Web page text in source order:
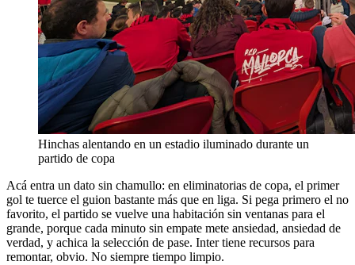
Hinchas alentando en un estadio iluminado durante un
partido de copa
Acá entra un dato sin chamullo: en eliminatorias de copa, el primer
gol te tuerce el guion bastante más que en liga. Si pega primero el no
favorito, el partido se vuelve una habitación sin ventanas para el
grande, porque cada minuto sin empate mete ansiedad, ansiedad de
verdad, y achica la selección de pase. Inter tiene recursos para
remontar, obvio. No siempre tiempo limpio.